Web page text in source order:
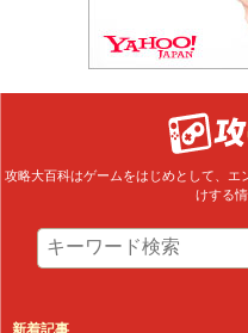
攻略大百科はゲームをはじめとして、エ
けする
新着記事